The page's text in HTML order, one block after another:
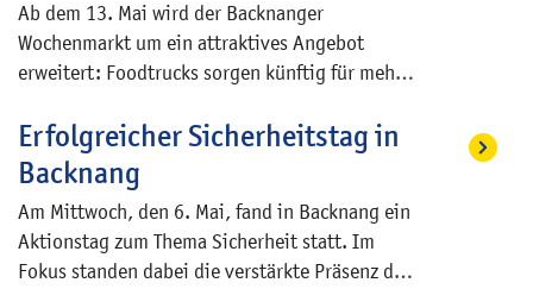
Stadtgesellschaft bündelt. Den Bürgerinnen
und Bürger steht damit auch künftig eine
direkte Ansprechperson für alle Themen rund
Ab dem 13. Mai wird der Backnanger
Wochenmarkt um ein attraktives Angebot
erweitert: Foodtrucks sorgen künftig für mehr
Besucher dürfen sich auf wechselnde
kulinarische Angebote freuen – ideal für alle,
die in ihrer Mittagspause schnell etwas
Leckeres genießen oder einfach für etwas
Abwechslung sorgen möchten.
Erfolgreicher Sicherheitstag in
Backnang
Am Mittwoch, den 6. Mai, fand in Backnang ein
Aktionstag zum Thema Sicherheit statt. Im
Fokus standen dabei die verstärkte Präsenz des